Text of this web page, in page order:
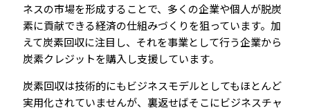
ネスの市場を形成することで、多くの企業や個人が脱炭
素に貢献できる経済の仕組みづくりを狙っています。加
えて炭素回収に注目し、それを事業として行う企業から
炭素クレジットを購入し支援しています。
炭素回収は技術的にもビジネスモデルとしてもほとんど
実用化されていませんが、裏返せばそこにビジネスチャ